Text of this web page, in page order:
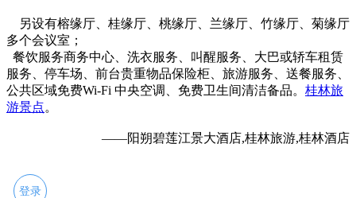
另设有榕缘厅、桂缘厅、桃缘厅、兰缘厅、竹缘厅、菊缘厅
多个会议室；
餐饮服务商务中心、洗衣服务、叫醒服务、大巴或轿车租赁
服务、停车场、前台贵重物品保险柜、旅游服务、送餐服务、
公共区域免费Wi-Fi 中央空调、免费卫生间清洁备品。 桂林旅
游景点。
——阳朔碧莲江景大酒店,桂林旅游,桂林酒店
登录